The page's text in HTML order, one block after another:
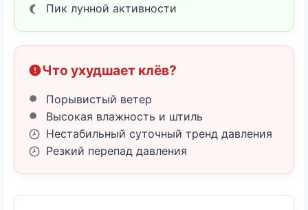
Пик лунной активности
Что ухудшает клёв?
Порывистый ветер
Высокая влажность и штиль
Нестабильный суточный тренд давления
Резкий перепад давления